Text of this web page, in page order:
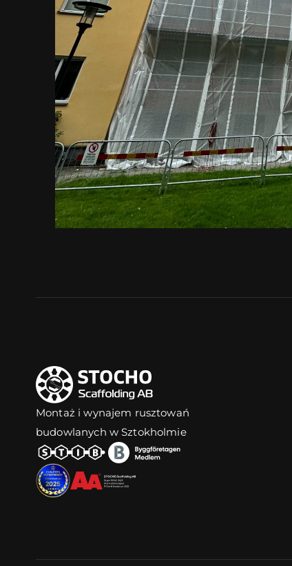
Montaż i wynajem rusztowań
budowlanych w Sztokholmie